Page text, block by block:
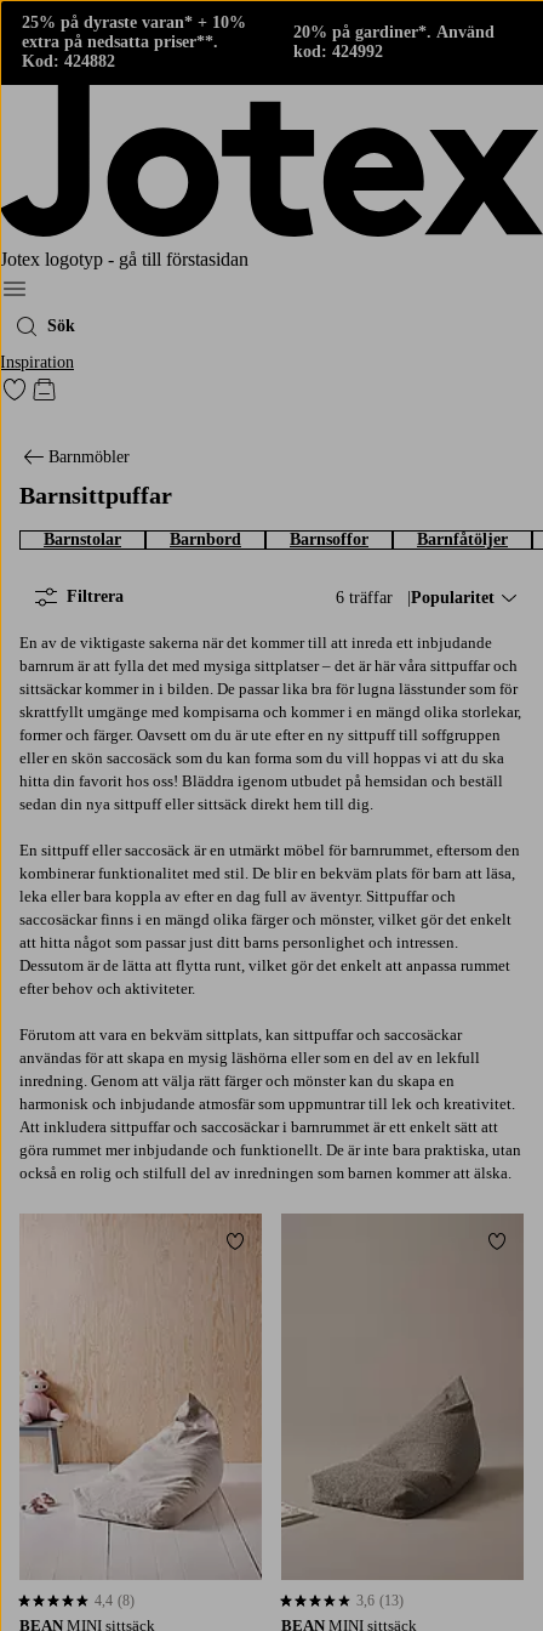
25% på dyraste varan* + 10%
extra på nedsatta priser**.
Kod: 424882
20% på gardiner*. Använd
kod: 424992
Jotex logotyp - gå till förstasidan
Meny
Sök
Inspiration
Gå till favoritmarkerade produkter
Gå till kundvagnen
Barnmöbler
Barnsittpuffar
Barnstolar Barnbord Barnsoffor Barnfåtöljer
6 träffar Sortera på:
Popularitet
Filtrera
En av de viktigaste sakerna när det kommer till att inreda ett inbjudande
barnrum är att fylla det med mysiga sittplatser – det är här våra sittpuffar och
sittsäckar kommer in i bilden. De passar lika bra för lugna lässtunder som för
skrattfyllt umgänge med kompisarna och kommer i en mängd olika storlekar,
former och färger. Oavsett om du är ute efter en ny sittpuff till soffgruppen
eller en skön saccosäck som du kan forma som du vill hoppas vi att du ska
hitta din favorit hos oss! Bläddra igenom utbudet på hemsidan och beställ
sedan din nya sittpuff eller sittsäck direkt hem till dig.
En sittpuff eller saccosäck är en utmärkt möbel för barnrummet, eftersom den
kombinerar funktionalitet med stil. De blir en bekväm plats för barn att läsa,
leka eller bara koppla av efter en dag full av äventyr. Sittpuffar och
saccosäckar finns i en mängd olika färger och mönster, vilket gör det enkelt
att hitta något som passar just ditt barns personlighet och intressen.
Dessutom är de lätta att flytta runt, vilket gör det enkelt att anpassa rummet
efter behov och aktiviteter.
Förutom att vara en bekväm sittplats, kan sittpuffar och saccosäckar
användas för att skapa en mysig läshörna eller som en del av en lekfull
inredning. Genom att välja rätt färger och mönster kan du skapa en
harmonisk och inbjudande atmosfär som uppmuntrar till lek och kreativitet.
Att inkludera sittpuffar och saccosäckar i barnrummet är ett enkelt sätt att
göra rummet mer inbjudande och funktionellt. De är inte bara praktiska, utan
också en rolig och stilfull del av inredningen som barnen kommer att älska.
BEAN MINI sittsäck
4,4 baserat på 8 st betyg
4,4 (8)
Lägg till i favoriter
BEAN MINI sittsäck
3,6 baserat på 13 st betyg
3,6 (13)
Lägg